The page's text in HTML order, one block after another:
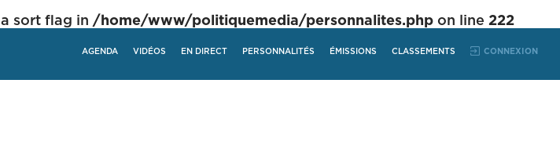
sort flag in /home/www/politiquemedia/personnalites.php on line 222
AGENDA VIDÉOS EN DIRECT PERSONNALITÉS ÉMISSIONS CLASSEMENTS CONNEXION